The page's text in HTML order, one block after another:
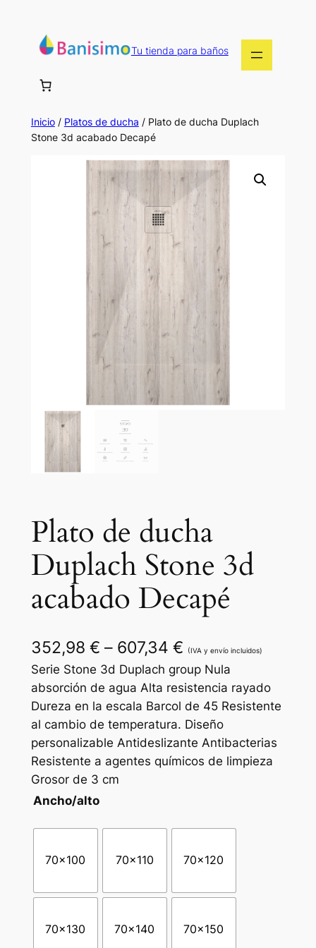
contenido
Tu tienda para baños
Inicio/ Platos de ducha / Plato de ducha Duplach
Stone 3d acabado Decapé
Plato de ducha
Duplach Stone 3d
acabado Decapé
352,98 € – 607,34 €R
a
n
g
o
d
e
c
(IVA y envío incluidos)
Serie Stone 3d Duplach group Nula
absorción de agua Alta resistencia rayado
Dureza en la escala Barcol de 45 Resistente
al cambio de temperatura. Diseño
personalizable Antideslizante Antibacterias
Resistente a agentes químicos de limpieza
Grosor de 3 cm
Ancho/alto
70×100 70×110 70×120
70×130 70×140 70×150